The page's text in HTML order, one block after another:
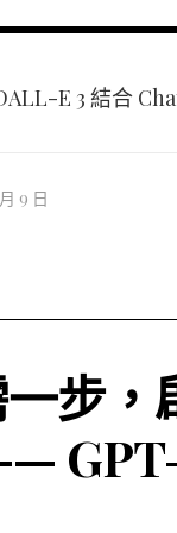
E 3 結合
9 日
步，